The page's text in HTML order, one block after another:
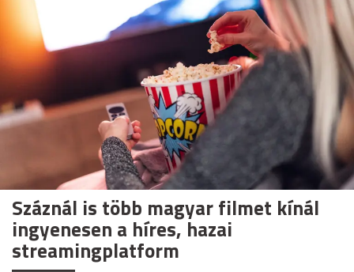
Száznál is több magyar filmet kínál
ingyenesen a híres, hazai
streamingplatform